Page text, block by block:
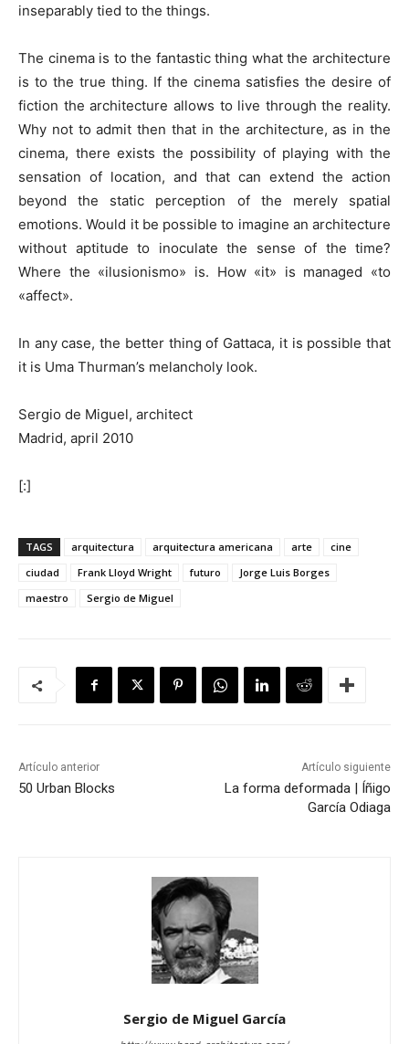
inseparably tied to the things.
The cinema is to the fantastic thing what the architecture
is to the true thing. If the cinema satisfies the desire of
fiction the architecture allows to live through the reality.
Why not to admit then that in the architecture, as in the
cinema, there exists the possibility of playing with the
sensation of location, and that can extend the action
beyond the static perception of the merely spatial
emotions. Would it be possible to imagine an architecture
without aptitude to inoculate the sense of the time?
Where the «ilusionismo» is. How «it» is managed «to
«affect».
In any case, the better thing of Gattaca, it is possible that
it is Uma Thurman’s melancholy look.
Sergio de Miguel, architect
Madrid, april 2010
[:]
TAGS arquitectura arquitectura americana arte
cine
ciudad
Frank Lloyd Wright futuro
Jorge Luis Borges
maestro
Sergio de Miguel
Artículo anterior
50 Urban Blocks
Artículo siguiente
La forma deformada | Íñigo
García Odiaga
Sergio de Miguel García